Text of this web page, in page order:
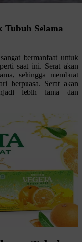
Tubuh Selama
bermanfaat untuk
saat ini. Serat akan
sehingga membuat
berpuasa. Serat akan
lebih lama dan